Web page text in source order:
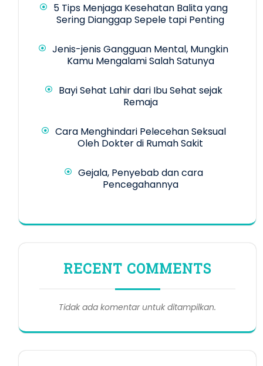
5 Tips Menjaga Kesehatan Balita yang
Sering Dianggap Sepele tapi Penting
Jenis-jenis Gangguan Mental, Mungkin
Kamu Mengalami Salah Satunya
Bayi Sehat Lahir dari Ibu Sehat sejak
Remaja
Cara Menghindari Pelecehan Seksual
Oleh Dokter di Rumah Sakit
Gejala, Penyebab dan cara
Pencegahannya
RECENT COMMENTS
Tidak ada komentar untuk ditampilkan.